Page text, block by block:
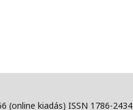
(online kiadás) ISSN 1786-2434